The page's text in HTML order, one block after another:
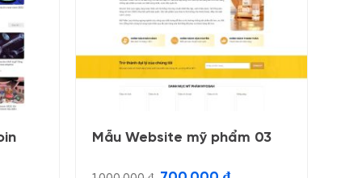
Mẫu Website mỹ phẩm 03
Giá
Giá